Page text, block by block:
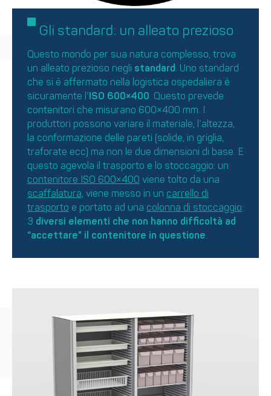
Gli standard: un alleato prezioso
Questo mondo per sua natura complesso, trova
un alleato prezioso negli standard. Uno standard
che si è affermato nella logistica ospedaliera è
sicuramente l’ISO 600×400. Questo prevede
contenitori che misurano 600×400 mm. I
produttori possono variare il materiale, l’altezza,
la conformazione delle pareti (solide, in griglia,
traforate ecc) ma non le due dimensioni di base. E
questo agevola il trasporto e lo stoccaggio: un
contenitore ISO 600×400 viene tolto da una
scaffalatura, viene messo in un carrello di
trasporto e portato ad una colonna di stoccaggio:
3 diversi elementi che non hanno difficoltà ad
“accettare” il contenitore in questione.